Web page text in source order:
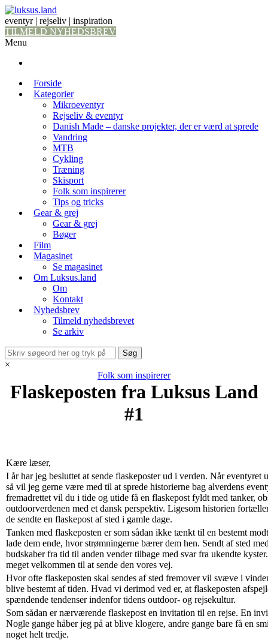
eventyr | rejseliv | inspiration
TILMELD NYHEDSBREV
Menu
Forside
Kategorier
Mikroeventyr
Rejseliv & eventyr
Danish Made – danske projekter, der er værd at sprede
Vandring
MTB
Cykling
Træning
Skisport
Folk som inspirerer
Tips og tricks
Gear & grej
Gear & grej
Bøger
Film
Magasinet
Se magasinet
Om Luksus.land
Om
Kontakt
Nyhedsbrev
Tilmeld nyhedsbrevet
Se arkiv
×
Folk som inspirerer
Flaskeposten fra Luksus Land
#1
Kære læser,
I år har jeg besluttet at sende flaskeposter ud i verden. Når
så vil jeg gerne være med til at sprede historierne bag alverdens
fremadrettet vil du i tide og utide få en flaskepost fyldt med tanker,
outdoorverdenen med et dansk perspektiv. Ligesom historien
de sendte en flaskepost af sted i gamle dage.
Tanken med flaskeposten er som sådan ikke tænkt til en bestemt
lade dem ende, hvor strømningerne bærer dem hen. Sendt af sted
budskaber fra tid til anden vender tilbage med svar fra ukendte
meget velkommen til at sende den vores vej.
Hvor ofte flaskeposten skal sendes af sted fremover vil svæve i
blive bestemt af tiden. Hvad vi derimod ved er, at flaskeposten
spændende tendenser indenfor tidens outdoor- og rejsekultur.
Som sådan er nærværende flaskepost en invitation til en rejse. En
Nogle gange håber jeg på at blive klogere, andre gange bare få en
noget helt tredje.